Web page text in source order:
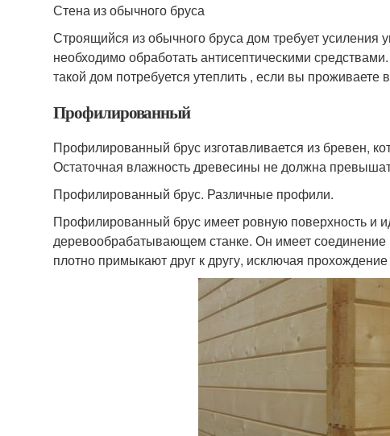
Стена из обычного бруса
Строящийся из обычного бруса дом требует
необходимо обработать антисептическими
такой дом потребуется утеплить , если вы проживаете
Профилированный
Профилированный брус изготавливается из бревен,
Остаточная влажность древесины не должна
Профилированный брус. Различные профили.
Профилированный брус имеет ровную поверхность и
деревообрабатывающем станке. Он имеет
плотно примыкают друг к другу, исключая